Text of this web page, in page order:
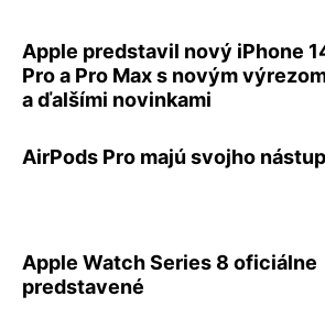
Apple predstavil nový iPhone
Pro a Pro Max s novým
a ďalšími novinkami
AirPods Pro majú svojho
Apple Watch Series 8 oficiálne
predstavené